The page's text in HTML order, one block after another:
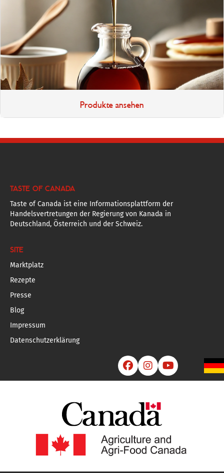
Produkte ansehen
TASTE OF CANADA
Taste of Canada ist eine Informationsplattform der
Handelsvertretungen der Regierung von Kanada in
Deutschland, Österreich und der Schweiz.
SITE
Marktplatz
Rezepte
Presse
Blog
Impressum
Datenschutzerklärung
  